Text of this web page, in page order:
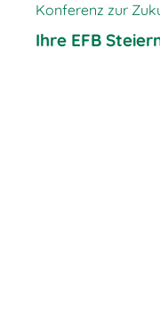
Konferenz zur
Ihre EFB